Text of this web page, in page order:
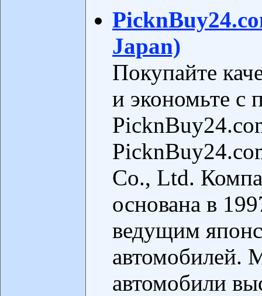
Japan)
Покупайте
и экономьте
Co., Ltd.
основана в
ведущим
автомобилей.
автомобили